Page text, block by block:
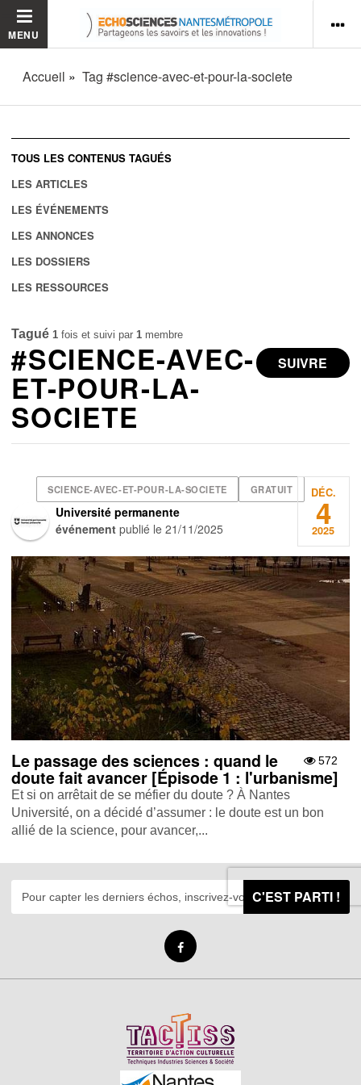
MENU
Accueil Tag #science-avec-et-pour-la-societe
TOUS LES CONTENUS TAGUÉS
LES ARTICLES
LES ÉVÉNEMENTS
LES ANNONCES
LES DOSSIERS
LES RESSOURCES
Tagué 1 fois et suivi par 1 membre
SUIVRE
#SCIENCE-AVEC-
ET-POUR-LA-
SOCIETE
SCIENCE-AVEC-ET-POUR-LA-SOCIETE GRATUIT
Université permanente
événement publié le21/11/2025
DÉC.
4
2025
572
Le passage des sciences : quand le
doute fait avancer [Épisode 1 : l'urbanisme]
Et si on arrêtait de se méfier du doute ? À Nantes
Université, on a décidé d’assumer : le doute est un bon
allié de la science, pour avancer,...
C'EST PARTI !